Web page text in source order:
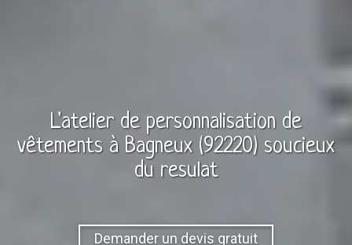
L'atelier de personnalisation de
vêtements à Bagneux (92220)soucieux
du resulat
Demander un devis gratuit